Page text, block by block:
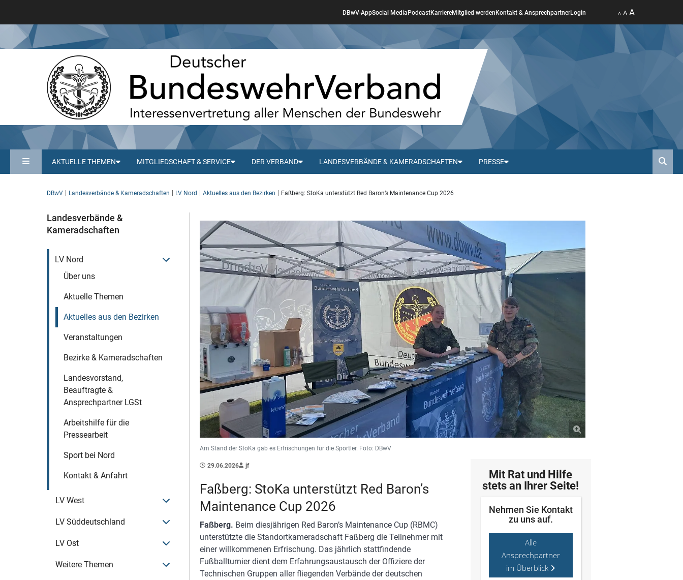
DBwV-AppSocial Media PodcastKarriereMitglied werden Kontakt & AnsprechpartnerLogin A A A
AKTUELLE THEMEN MITGLIEDSCHAFT & SERVICE DER VERBAND LANDESVERBÄNDE & KAMERADSCHAFTEN PRESSE
DBwV Landesverbände & Kameradschaften LV Nord Aktuelles aus den Bezirken Faßberg: StoKa unterstützt Red Baron’s Maintenance Cup 2026
Landesverbände &
Kameradschaften
LV Nord
Menü öffnen
Über uns
Aktuelle Themen
Aktuelles aus den Bezirken
Veranstaltungen
Bezirke & Kameradschaften
Landesvorstand,
Beauftragte &
Ansprechpartner LGSt
Arbeitshilfe für die
Pressearbeit
Sport bei Nord
Kontakt & Anfahrt
LV West Menü öffnen
LV Süddeutschland Menü öffnen
LV Ost Menü öffnen
Weitere Themen Menü öffnen
Am Stand der StoKa gab es Erfrischungen für die Sportler. Foto: DBwV
29.06.2026 jf
Faßberg: StoKa unterstützt Red Baron’s
Maintenance Cup 2026
Faßberg. Beim diesjährigen Red Baron’s Maintenance Cup (RBMC)
unterstützte die Standortkameradschaft Faßberg die Teilnehmer mit
einer willkommenen Erfrischung. Das jährlich stattfindende
Fußballturnier dient dem Erfahrungsaustausch der Offiziere der
Technischen Gruppen aller fliegenden Verbände der deutschen
Mit Rat und Hilfe
stets an Ihrer Seite!
Nehmen Sie Kontakt
zu uns auf.
Alle
Ansprechpartner
im Überblick